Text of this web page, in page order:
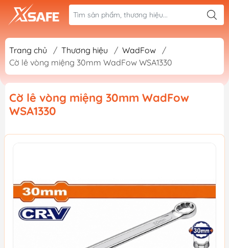
Trang chủ / Thương hiệu / WadFow
/
Cờ lê vòng miệng 30mm WadFow WSA1330
Cờ lê vòng miệng 30mm WadFow
WSA1330